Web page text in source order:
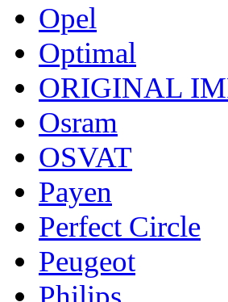
Opel
Optimal
ORIGINAL
Osram
OSVAT
Payen
Perfect Circle
Peugeot